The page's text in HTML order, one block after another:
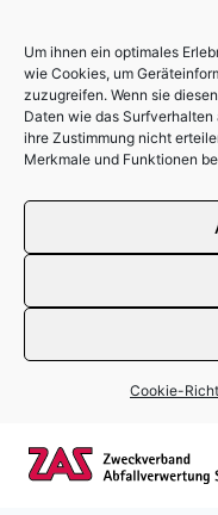
Um ihnen ein optimales
wie Cookies, um
zuzugreifen. Wenn sie
Daten wie das Surfverhalten
ihre Zustimmung nicht
Merkmale und Funktionen
Cookie-